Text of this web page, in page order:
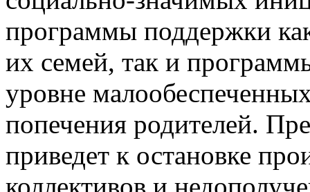
программы поддержки
их семей, так и
уровне
попечения родителей.
приведет к остановке
коллективов и